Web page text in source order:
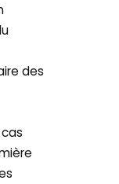
des